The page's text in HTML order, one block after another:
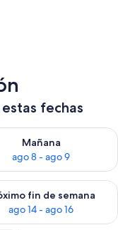
fechas
- ago 8
Mañana
ago 8 - ago 9
la disponibilidad
semana ago 7 -
fin de semana
ago 14 - ago 16
la disponibilidad